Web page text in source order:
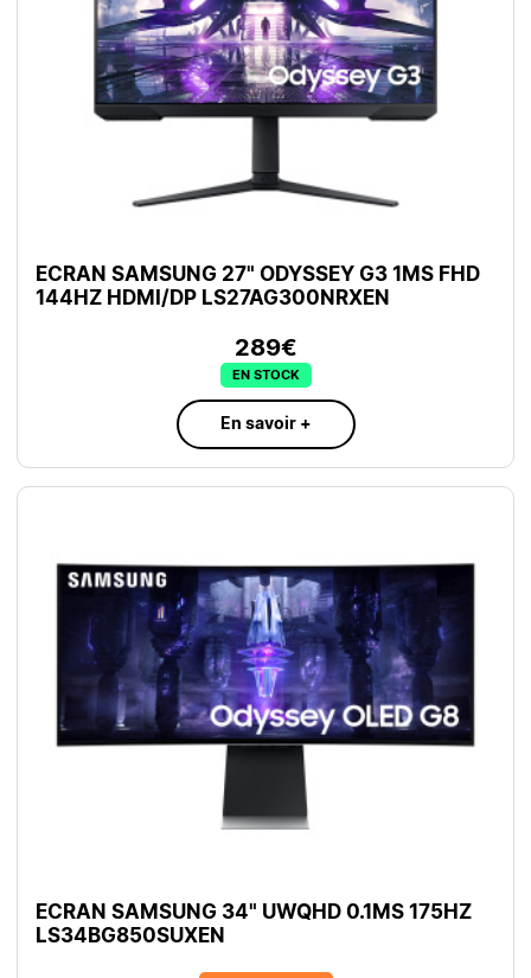
ECRAN SAMSUNG 27" ODYSSEY G3 1MS FHD
144HZ HDMI/DP LS27AG300NRXEN
289€
EN STOCK
En savoir +
ECRAN SAMSUNG 34" UWQHD 0.1MS 175HZ
LS34BG850SUXEN